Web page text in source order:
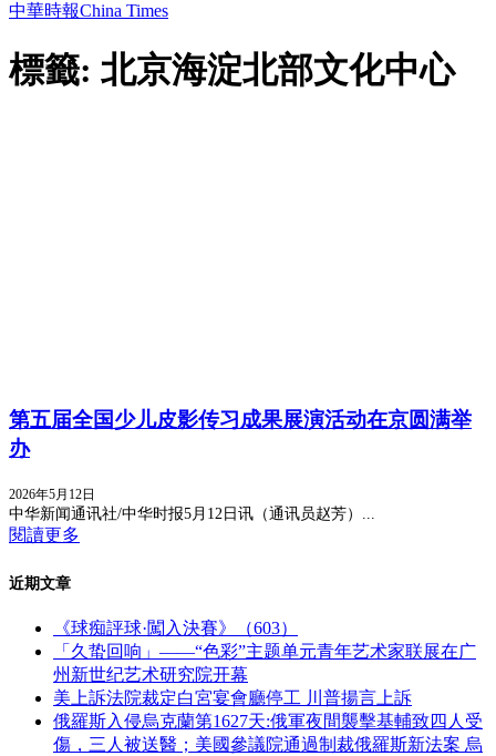
中華時報China Times
標籤: 北京海淀北部文化中心
第五届全国少儿皮影传习成果展演活动在京圆满举
办
2026年5月12日
中华新闻通讯社/中华时报5月12日讯（通讯员赵芳）...
閱讀更多
近期文章
《球痴評球·闖入決賽》（603）
「久蛰回响」——“色彩”主题单元青年艺术家联展在广
州新世纪艺术研究院开幕
美上訴法院裁定白宮宴會廳停工 川普揚言上訴
俄羅斯入侵烏克蘭第1627天:俄軍夜間襲擊基輔致四人受
傷，三人被送醫；美國參議院通過制裁俄羅斯新法案 烏